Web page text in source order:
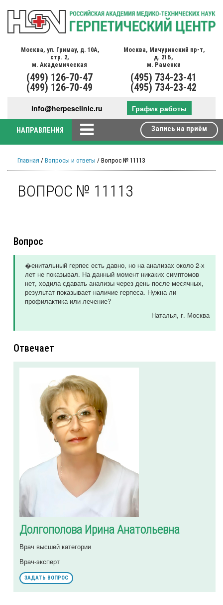
Москва, ул. Гримау, д. 10А,
стр. 2,
м. Академическая
(499) 126-70-47
(499) 126-70-49
Москва, Мичуринский пр-т,
д. 21Б,
м. Раменки
(495) 734-23-41
(495) 734-23-42
info@herpesclinic.ru График работы
НАПРАВЛЕНИЯ Запись на приём
Главная / Вопросы и ответы / Вопрос № 11113
ВОПРОС № 11113
Вопрос
�енитальный герпес есть давно, но на анализах около 2-х
лет не показывал. На данный момент никаких симптомов
нет, ходила сдавать анализы через день после месячных,
результат показывает наличие герпеса. Нужна ли
профилактика или лечение?
Наталья, г. Москва
Отвечает
Долгополова Ирина Анатольевна
Врач высшей категории
Врач-эксперт
ЗАДАТЬ ВОПРОС